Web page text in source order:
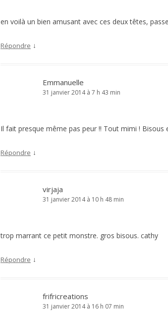
en voilà un bien amusant avec ces deux têtes,
Répondre ↓
Emmanuelle
31 janvier 2014 à 7 h 43 min
Il fait presque même pas peur !! Tout mimi ! Bisous
Répondre ↓
virjaja
31 janvier 2014 à 10 h 48 min
trop marrant ce petit monstre. gros bisous. cathy
Répondre ↓
frifricreations
31 janvier 2014 à 16 h 07 min